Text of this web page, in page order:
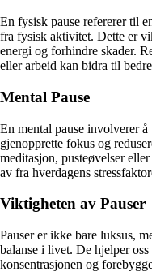
En fysisk pause refererer til
fra fysisk aktivitet. Dette er
energi og forhindre skader.
eller arbeid kan bidra til
Mental Pause
En mental pause involverer
gjenopprette fokus og
meditasjon, pusteøvelser
av fra hverdagens
Viktigheten av Pauser
Pauser er ikke bare luksus,
balanse i livet. De hjelper
konsentrasjonen og